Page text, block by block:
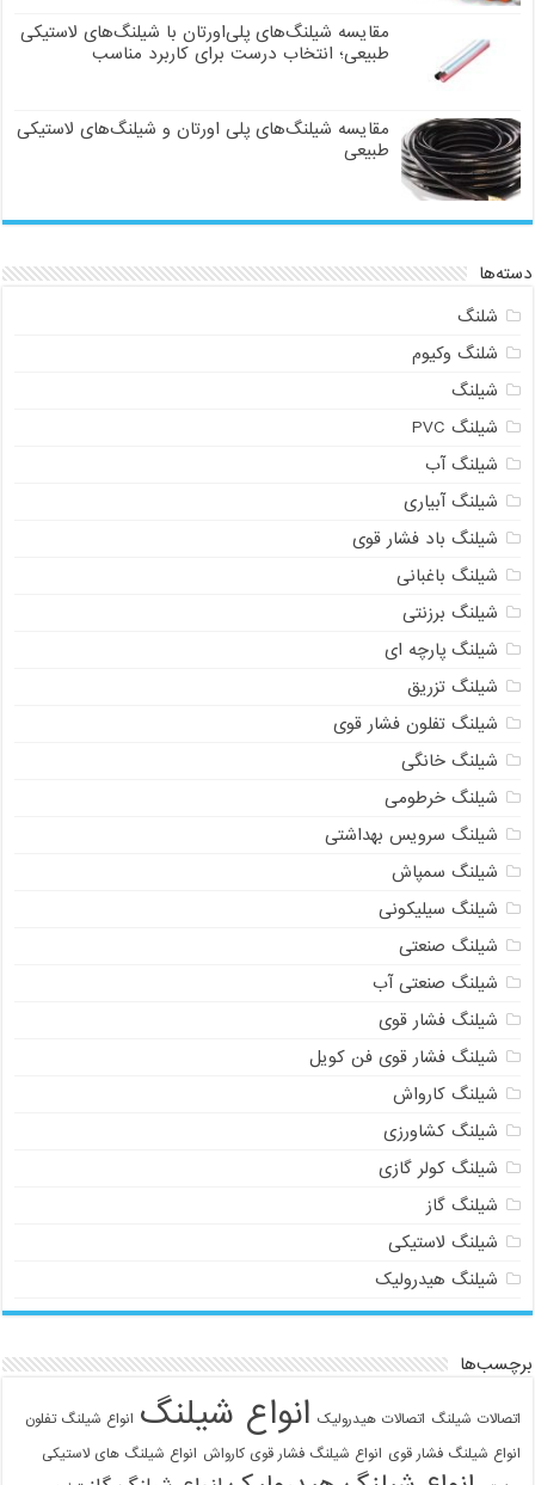
مقایسه شیلنگ‌های پلی‌اورتان با شیلنگ‌های لاستیکی
طبیعی؛ انتخاب درست برای کاربرد مناسب
مقایسه شیلنگ‌های پلی اورتان و شیلنگ‌های لاستیکی
طبیعی
دسته‌ها
شلنگ
شلنگ وکیوم
شیلنگ
شیلنگ PVC
شیلنگ آب
شیلنگ آبیاری
شیلنگ باد فشار قوی
شیلنگ باغبانی
شیلنگ برزنتی
شیلنگ پارچه‌ ای
شیلنگ تزریق
شیلنگ تفلون فشار قوی
شیلنگ خانگی
شیلنگ خرطومی
شیلنگ سرویس بهداشتی
شیلنگ سمپاش
شیلنگ سیلیکونی
شیلنگ صنعتی
شیلنگ صنعتی آب
شیلنگ فشار قوی
شیلنگ فشار قوی فن کویل
شیلنگ کارواش
شیلنگ کشاورزی
شیلنگ کولر گازی
شیلنگ گاز
شیلنگ لاستیکی
شیلنگ هیدرولیک
برچسب‌ها
اتصالات شیلنگ اتصالات هیدرولیک انواع شیلنگ انواع شیلنگ تفلون
انواع شیلنگ فشار قوی انواع شیلنگ فشار قوی کارواش انواع شیلنگ های لاستیکی